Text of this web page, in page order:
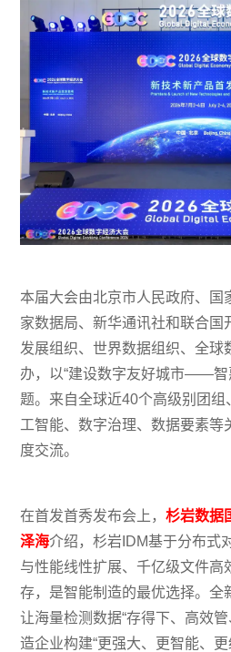
本届大会由北京市人民政府、国
家数据局、新华通讯社和联合国
发展组织、世界数据组织、全球
办，以“建设数字友好城市——智
题。来自全球近40个高级别团组
工智能、数字治理、数据要素等
度交流。
在首发首秀发布会上，杉岩数据
泽海介绍，杉岩IDM基于分布式
与性能线性扩展、千亿级文件高
存，是智能制造的最优选择。全
让海量检测数据“存得下、高效
造企业构建“更强大、更智能、更